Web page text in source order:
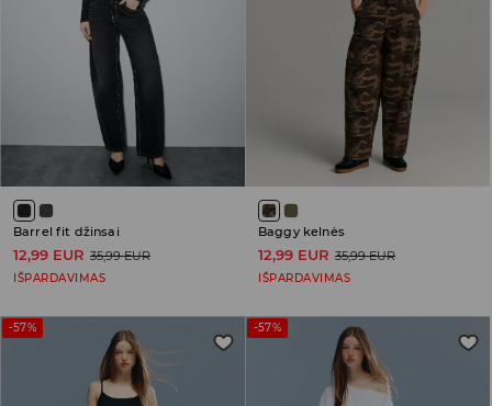
Barrel fit džinsai
12,99 EUR 35,99 EUR
IŠPARDAVIMAS
Baggy kelnės
12,99 EUR 35,99 EUR
IŠPARDAVIMAS
-57% -57%